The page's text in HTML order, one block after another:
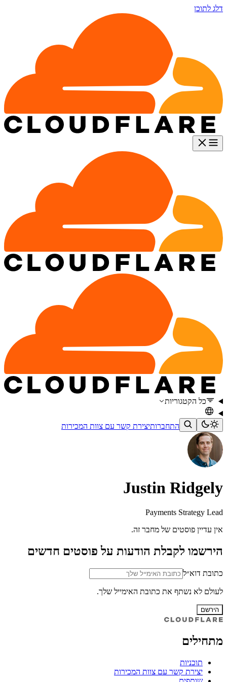
דלג לתוכן
כל הקטגוריות
התחברותיצירת קשר עם צוות המכירות
Justin Ridgely
Payments Strategy Lead
אין עדיין פוסטים של מחבר זה.
הירשמו לקבלת הודעות על פוסטים חדשים
כתובת דוא״ל
לעולם לא נשתף את כתובת האימייל שלך.
הירשם
מתחילים
תוכניות
יצירת קשר עם צוות המכירות